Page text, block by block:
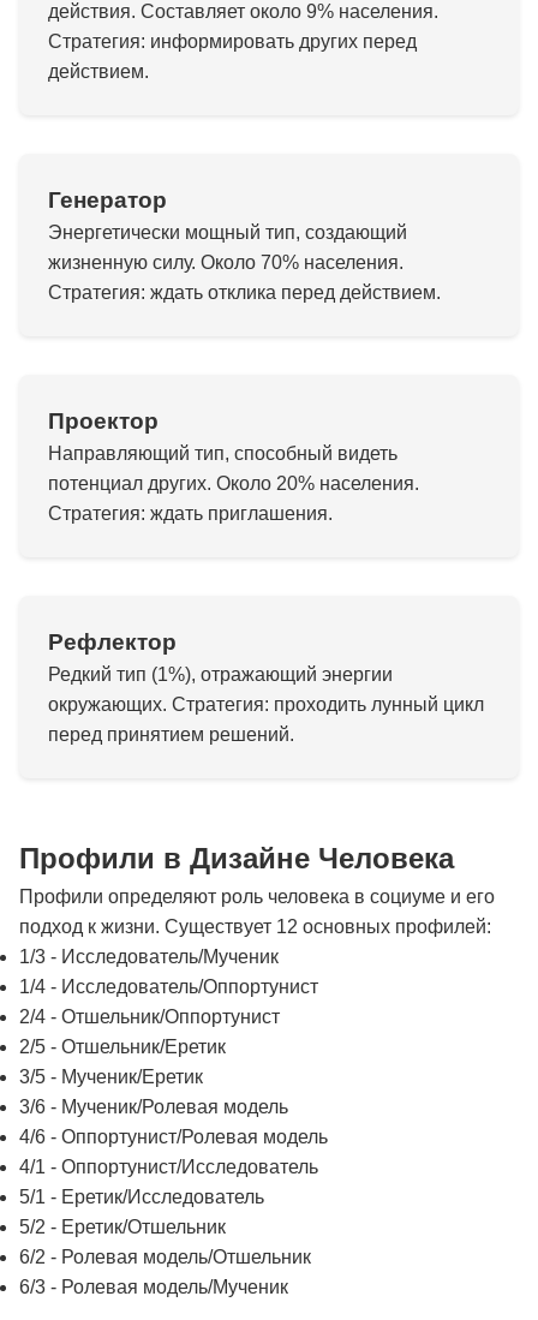
действия. Составляет около 9% населения.
Стратегия: информировать других перед
действием.
Генератор
Энергетически мощный тип, создающий
жизненную силу. Около 70% населения.
Стратегия: ждать отклика перед действием.
Проектор
Направляющий тип, способный видеть
потенциал других. Около 20% населения.
Стратегия: ждать приглашения.
Рефлектор
Редкий тип (1%), отражающий энергии
окружающих. Стратегия: проходить лунный цикл
перед принятием решений.
Профили в Дизайне Человека
Профили определяют роль человека в социуме и его
подход к жизни. Существует 12 основных профилей:
1/3 - Исследователь/Мученик
1/4 - Исследователь/Оппортунист
2/4 - Отшельник/Оппортунист
2/5 - Отшельник/Еретик
3/5 - Мученик/Еретик
3/6 - Мученик/Ролевая модель
4/6 - Оппортунист/Ролевая модель
4/1 - Оппортунист/Исследователь
5/1 - Еретик/Исследователь
5/2 - Еретик/Отшельник
6/2 - Ролевая модель/Отшельник
6/3 - Ролевая модель/Мученик